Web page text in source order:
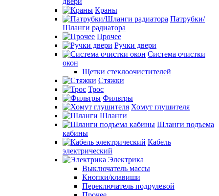
Краны
Патрубки/
Шланги радиатора
Прочее
Ручки двери
Система очистки
окон
Щетки стеклоочистителей
Стяжки
Трос
Фильтры
Хомут глушителя
Шланги
Шланги подъема
кабины
Кабель
электрический
Электрика
Выключатель массы
Кнопки/клавиши
Переключатель подрулевой